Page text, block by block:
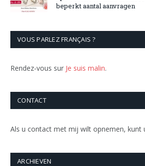
beperkt aantal aanvragen
VOUS PARLEZ FRANÇAIS ?
Rendez-vous sur Je suis malin.
CONTACT
Als u contact met mij wilt opnemen, kunt
ARCHIEVEN